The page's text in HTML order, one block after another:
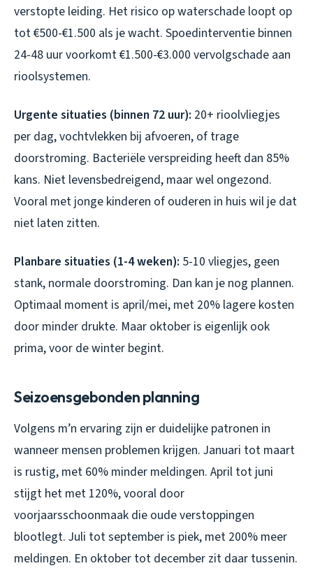
verstopte leiding. Het risico op waterschade loopt op
tot €500-€1.500 als je wacht. Spoedinterventie binnen
24-48 uur voorkomt €1.500-€3.000 vervolgschade aan
rioolsystemen.
Urgente situaties (binnen 72 uur): 20+ rioolvliegjes
per dag, vochtvlekken bij afvoeren, of trage
doorstroming. Bacteriële verspreiding heeft dan 85%
kans. Niet levensbedreigend, maar wel ongezond.
Vooral met jonge kinderen of ouderen in huis wil je dat
niet laten zitten.
Planbare situaties (1-4 weken): 5-10 vliegjes, geen
stank, normale doorstroming. Dan kan je nog plannen.
Optimaal moment is april/mei, met 20% lagere kosten
door minder drukte. Maar oktober is eigenlijk ook
prima, voor de winter begint.
Seizoensgebonden planning
Volgens m’n ervaring zijn er duidelijke patronen in
wanneer mensen problemen krijgen. Januari tot maart
is rustig, met 60% minder meldingen. April tot juni
stijgt het met 120%, vooral door
voorjaarsschoonmaak die oude verstoppingen
blootlegt. Juli tot september is piek, met 200% meer
meldingen. En oktober tot december zit daar tussenin.